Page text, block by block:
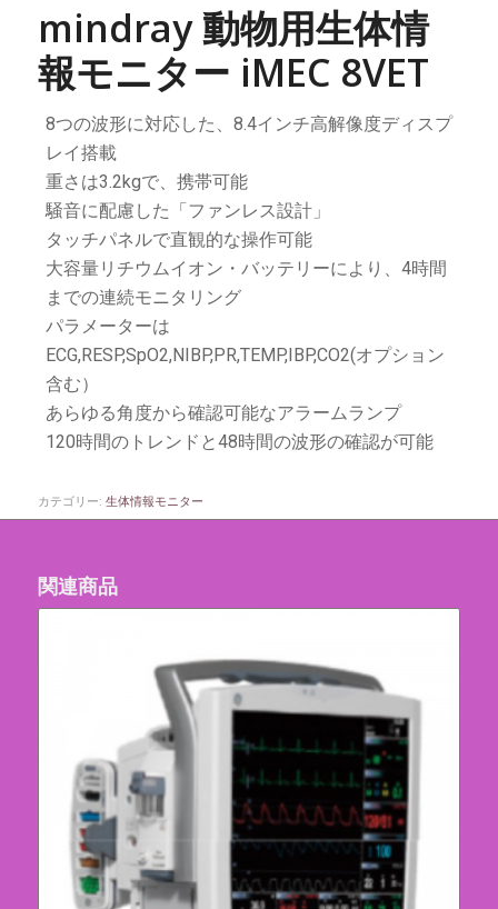
mindray 動物用生体情
報モニター iMEC 8VET
8つの波形に対応した、8.4インチ高解像度ディスプ
レイ搭載
重さは3.2kgで、携帯可能
騒音に配慮した「ファンレス設計」
タッチパネルで直観的な操作可能
大容量リチウムイオン・バッテリーにより、4時間
までの連続モニタリング
パラメーターは
ECG,RESP,SpO2,NIBP,PR,TEMP,IBP,CO2(オプション
含む）
あらゆる角度から確認可能なアラームランプ
120時間のトレンドと48時間の波形の確認が可能
カテゴリー: 生体情報モニター
関連商品